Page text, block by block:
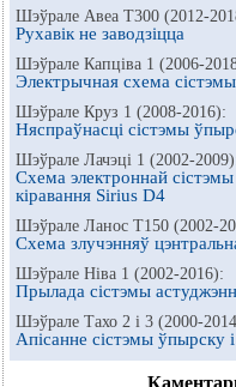
Шэўрале Авеа Т300 (2012-
Рухавік не заводзіцца
Шэўрале Капціва 1 (2006-
Электрычная схема
Шэўрале Круз 1 (2008-2016):
Няспраўнасці сістэмы
Шэўрале Лачэці 1 (2002-
Схема электроннай
кіравання Sirius D4
Шэўрале Ланос Т150 (2002-
Схема злучэнняў
Шэўрале Ніва 1 (2002-2016):
Прылада сістэмы
Шэўрале Тахо 2 і 3 (2000-
Апісанне сістэмы ўпырску